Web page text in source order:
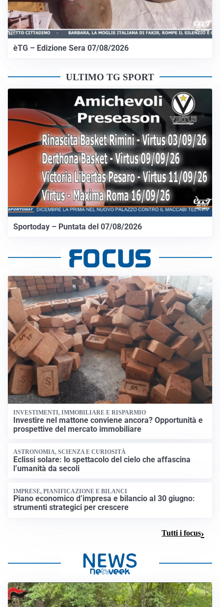
èTG – Edizione Sera 07/08/2026
ULTIMO TG SPORT
Sportoday – Puntata del 07/08/2026
INVESTIMENTI, IMMOBILIARE E RISPARMIO
Investire nel mattone conviene ancora? Opportunità e
prospettive del mercato immobiliare
ASTRONOMIA, SCIENZA E CURIOSITÀ
Eclissi solare: lo spettacolo del cielo che affascina
l’umanità da secoli
IMPRESE, PIANIFICAZIONE E BILANCI
Piano economico d’impresa e bilancio al 30 giugno:
strumenti strategici per crescere
Tutti i focus